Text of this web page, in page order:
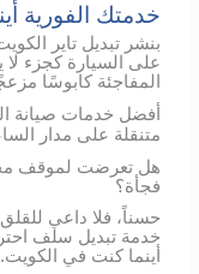
خدمتك الفورية
بنشر تبديل تاير
على السيارة كجزء لا
المفاجئة كابوسًا
أفضل خدمات صيانة
متنقلة على مدار
هل تعرضت لموقف
فجأة؟
حسناً، فلا داعي للقلق
خدمة تبديل سلف
أينما كنت في الكويت.